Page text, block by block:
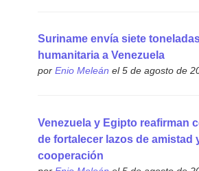
Suriname envía siete
humanitaria a Venezuela
por Enio Meleán el 5 de agosto de
Venezuela y Egipto reafirman
de fortalecer lazos de amistad
cooperación